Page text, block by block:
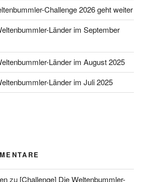
Challenge 2026 geht weiter
Länder im September
Länder im August 2025
Länder im Juli 2025
zu [Challenge] Die Weltenbummler-